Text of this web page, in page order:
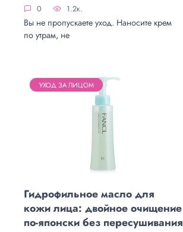
0 1.2к.
Вы не пропускаете уход. Наносите крем
по утрам, не
УХОД ЗА ЛИЦОМ
Гидрофильное масло для
кожи лица: двойное очищение
по-японски без пересушивания